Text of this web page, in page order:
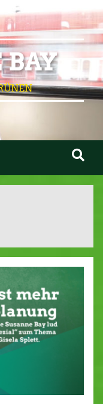
BAY